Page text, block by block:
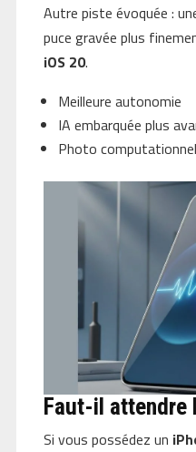
Autre piste évoquée :
puce gravée plus
iOS 20.
Meilleure autonomie
IA embarquée plus
Photo
Faut-il attendre
Si vous possédez un